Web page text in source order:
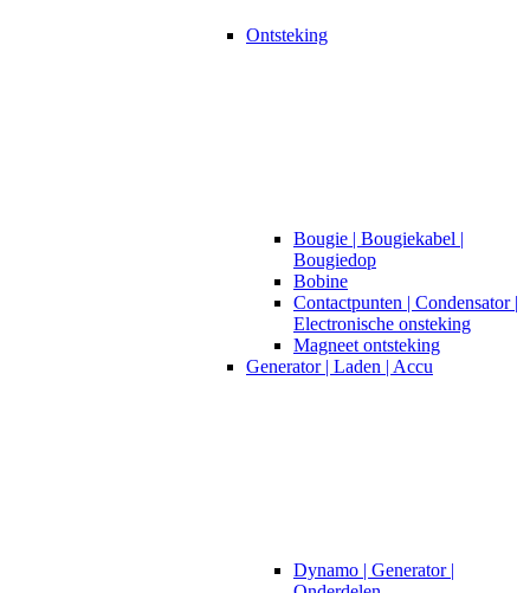
Ontsteking
Bougie | Bougiekabel |
Bougiedop
Bobine
Contactpunten | Condensator |
Electronische onsteking
Magneet ontsteking
Generator | Laden | Accu
Dynamo | Generator |